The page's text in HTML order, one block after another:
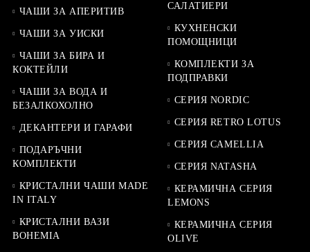
ЧАШИ ЗА АПЕРИТИВ
ЧАШИ ЗА УИСКИ
ЧАШИ ЗА БИРА И
КОКТЕЙЛИ
ЧАШИ ЗА ВОДА И
БЕЗАЛКОХОЛНО
ДЕКАНТЕРИ И ГАРАФИ
ПОДАРЪЧНИ
КОМПЛЕКТИ
КРИСТАЛНИ ЧАШИ MADE
IN ITALY
КРИСТАЛНИ ВАЗИ
BOHEMIA
САЛАТИЕРИ
КУХНЕНСКИ
ПОМОЩНИЦИ
КОМПЛЕКТИ ЗА
ПОДПРАВКИ
СЕРИЯ NORDIC
СЕРИЯ RETRO LOTUS
СЕРИЯ CAMELLIA
СЕРИЯ NATASHA
КЕРАМИЧНА СЕРИЯ
LEMONS
КЕРАМИЧНА СЕРИЯ
OLIVE